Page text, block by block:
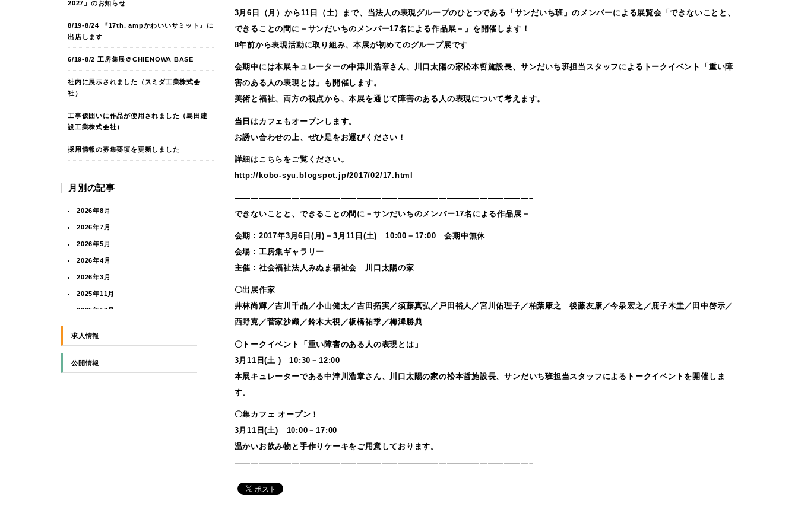
2027」のお知らせ
8/19-8/24 『17th. ampかわいいサミット』に
出店します
6/19-8/2 工房集展＠CHIENOWA BASE
社内に展示されました（スミダ工業株式会
社）
工事仮囲いに作品が使用されました（島田建
設工業株式会社）
採用情報の募集要項を更新しました
月別の記事
2026年8月
2026年7月
2026年5月
2026年4月
2026年3月
2025年11月
2025年10月
2025年8月
2025年4月
求人情報
公開情報
3月6日（月）から11日（土）まで、当法人の表現グループのひとつである「サンだいち班」のメンバーによる展覧会「できないことと、
できることの間に－サンだいちのメンバー17名による作品展－」を開催します！
8年前から表現活動に取り組み、本展が初めてのグループ展です
会期中には本展キュレーターの中津川浩章さん、川口太陽の家松本哲施設長、サンだいち班担当スタッフによるトークイベント「重い障
害のある人の表現とは」も開催します。
美術と福祉、両方の視点から、本展を通じて障害のある人の表現について考えます。
当日はカフェもオープンします。
お誘い合わせの上、ぜひ足をお運びください！
詳細はこちらをご覧ください。
http://kobo-syu.blogspot.jp/2017/02/17.html
————————————————————————————————————–
できないことと、できることの間に－サンだいちのメンバー17名による作品展－
会期：2017年3月6日(月)－3月11日(土) 10:00－17:00 会期中無休
会場：工房集ギャラリー
主催：社会福祉法人みぬま福祉会 川口太陽の家
〇出展作家
井林尚輝／吉川千晶／小山健太／吉田拓実／須藤真弘／戸田裕人／宮川佑理子／柏葉康之 後藤友康／今泉宏之／鹿子木圭／田中啓示／
西野克／菅家沙織／鈴木大視／板橋祐季／梅澤勝典
〇トークイベント「重い障害のある人の表現とは」
3月11日(土 ) 10:30－12:00
本展キュレーターである中津川浩章さん、川口太陽の家の松本哲施設長、サンだいち班担当スタッフによるトークイベントを開催しま
す。
〇集カフェ オープン！
3月11日(土) 10:00－17:00
温かいお飲み物と手作りケーキをご用意しております。
————————————————————————————————————–